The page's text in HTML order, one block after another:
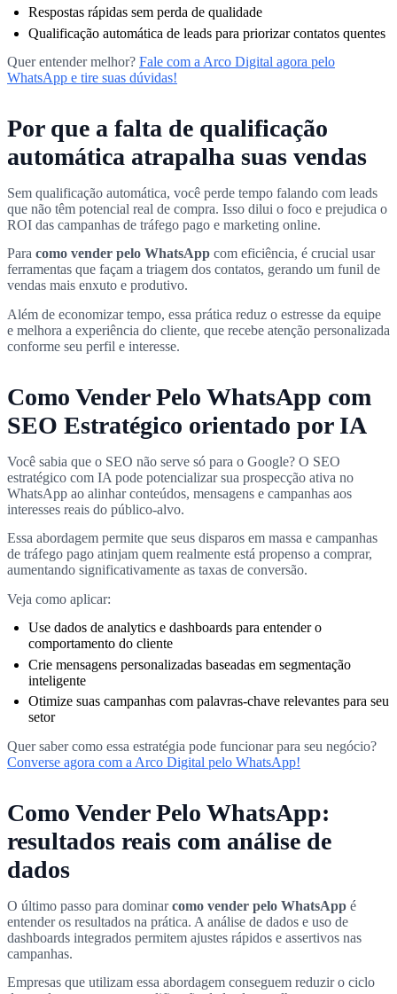
Respostas rápidas sem perda de qualidade
Qualificação automática de leads para priorizar contatos quentes
Quer entender melhor? Fale com a Arco Digital agora pelo
WhatsApp e tire suas dúvidas!
Por que a falta de qualificação
automática atrapalha suas vendas
Sem qualificação automática, você perde tempo falando com leads
que não têm potencial real de compra. Isso dilui o foco e prejudica o
ROI das campanhas de tráfego pago e marketing online.
Para como vender pelo WhatsApp com eficiência, é crucial usar
ferramentas que façam a triagem dos contatos, gerando um funil de
vendas mais enxuto e produtivo.
Além de economizar tempo, essa prática reduz o estresse da equipe
e melhora a experiência do cliente, que recebe atenção personalizada
conforme seu perfil e interesse.
Como Vender Pelo WhatsApp com
SEO Estratégico orientado por IA
Você sabia que o SEO não serve só para o Google? O SEO
estratégico com IA pode potencializar sua prospecção ativa no
WhatsApp ao alinhar conteúdos, mensagens e campanhas aos
interesses reais do público-alvo.
Essa abordagem permite que seus disparos em massa e campanhas
de tráfego pago atinjam quem realmente está propenso a comprar,
aumentando significativamente as taxas de conversão.
Veja como aplicar:
Use dados de analytics e dashboards para entender o
comportamento do cliente
Crie mensagens personalizadas baseadas em segmentação
inteligente
Otimize suas campanhas com palavras-chave relevantes para seu
setor
Quer saber como essa estratégia pode funcionar para seu negócio?
Converse agora com a Arco Digital pelo WhatsApp!
Como Vender Pelo WhatsApp:
resultados reais com análise de
dados
O último passo para dominarcomo vender pelo WhatsApp é
entender os resultados na prática. A análise de dados e uso de
dashboards integrados permitem ajustes rápidos e assertivos nas
campanhas.
Empresas que utilizam essa abordagem conseguem reduzir o ciclo